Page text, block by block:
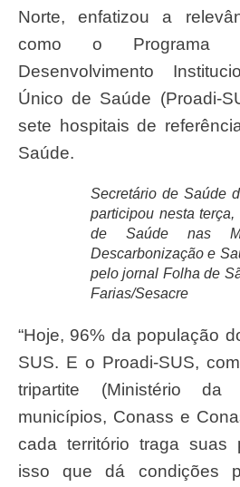
Norte, enfatizou a
como o
Desenvolvimento
Único de Saúde (Proadi-
sete hospitais de
Saúde.
Secretário de Saúde
participou nesta terça,
de Saúde nas
Descarbonização e
pelo jornal Folha de
Farias/Sesacre
“Hoje, 96% da população do Acre depende do
SUS. E o Proadi-SUS,
tripartite (Ministério da
municípios, Conass e
cada território traga suas
isso que dá condições